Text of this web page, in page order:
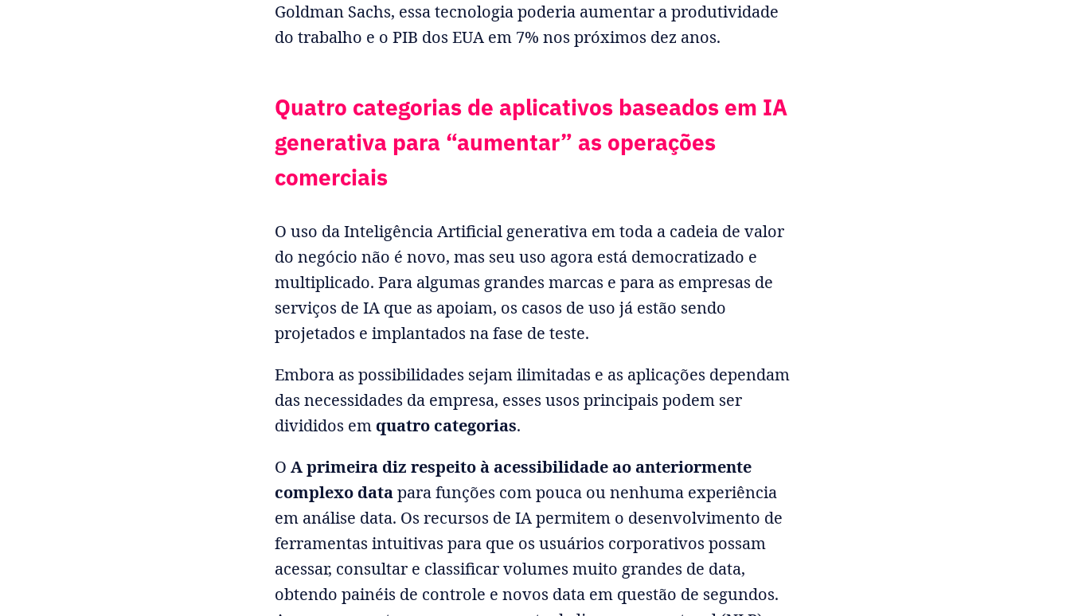
Goldman Sachs, essa tecnologia poderia aumentar a produtividade
do trabalho e o PIB dos EUA em 7% nos próximos dez anos.
Quatro categorias de aplicativos baseados em IA
generativa para “aumentar” as operações
comerciais
O uso da Inteligência Artificial generativa em toda a cadeia de valor
do negócio não é novo, mas seu uso agora está democratizado e
multiplicado. Para algumas grandes marcas e para as empresas de
serviços de IA que as apoiam, os casos de uso já estão sendo
projetados e implantados na fase de teste.
Embora as possibilidades sejam ilimitadas e as aplicações dependam
das necessidades da empresa, esses usos principais podem ser
divididos em quatro categorias.
OA primeira diz respeito à acessibilidade ao anteriormente
complexo datapara funções com pouca ou nenhuma experiência
em análise data. Os recursos de IA permitem o desenvolvimento de
ferramentas intuitivas para que os usuários corporativos possam
acessar, consultar e classificar volumes muito grandes de data,
obtendo painéis de controle e novos data em questão de segundos.